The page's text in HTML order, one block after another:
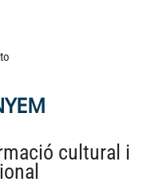
cultural i